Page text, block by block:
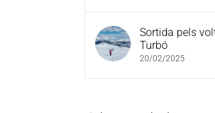
Sortida pels
Turbó
20/02/2025